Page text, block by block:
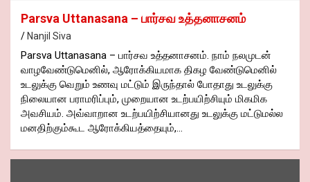
Parsva Uttanasana – பார்சவ உத்தனாசனம்
Nanjil Siva
Parsva Uttanasana – பார்சவ உத்தனாசனம். நாம் நலமுடன்
வாழவேண்டுமெனில், ஆரோக்கியமாக திகழ வேண்டுமெனில்
உடலுக்கு வெறும் உணவு மட்டும் இருந்தால் போதாது உடலுக்கு
நிலையான பராமரிப்பும், முறையான உடற்பயிற்சியும் மிகமிக
அவசியம். அவ்வாறான உடற்பயிற்சியானது உடலுக்கு மட்டுமல்ல
மனதிற்கும்கூட ஆரோக்கியத்தையும்,…